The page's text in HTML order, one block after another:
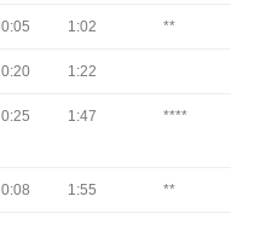
0:05 1:02 **
0:20 1:22
0:25 1:47 ****
0:08 1:55 **